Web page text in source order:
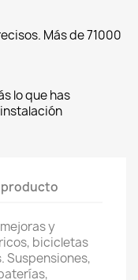
Más de 71000
lo que has
producto
y
bicicletas
Suspensiones,